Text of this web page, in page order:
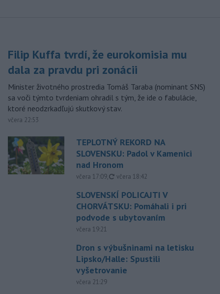
Filip Kuffa tvrdí, že eurokomisia mu
dala za pravdu pri zonácii
Minister životného prostredia Tomáš Taraba (nominant SNS)
sa voči týmto tvrdeniam ohradil s tým, že ide o fabulácie,
ktoré neodzrkadľujú skutkový stav.
včera 22:53
TEPLOTNÝ REKORD NA
SLOVENSKU: Padol v Kamenici
nad Hronom
včera 17:09, aktualizované
včera 18:42
SLOVENSKÍ POLICAJTI V
CHORVÁTSKU: Pomáhali i pri
podvode s ubytovaním
včera 19:21
Dron s výbušninami na letisku
Lipsko/Halle: Spustili
vyšetrovanie
včera 21:29